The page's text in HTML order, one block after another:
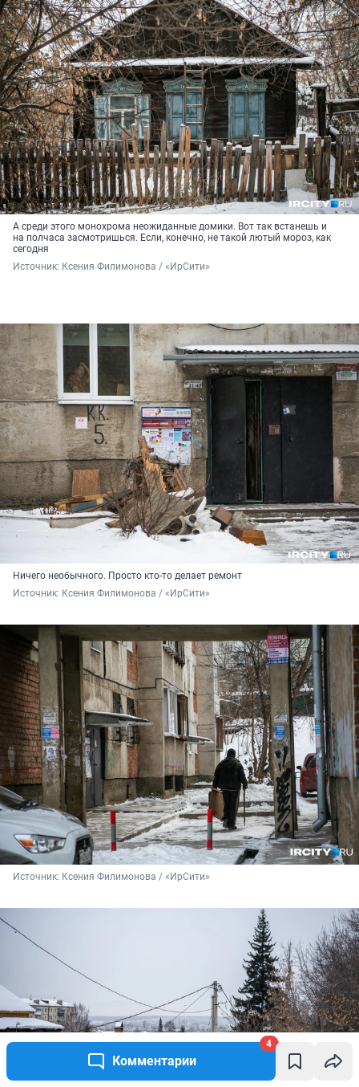
Комментарии
4
А среди этого монохрома неожиданные домики. Вот так встанешь и
на полчаса засмотришься. Если, конечно, не такой лютый мороз, как
сегодня
Источник: Ксения Филимонова / «ИрСити»
Ничего необычного. Просто кто-то делает ремонт
Источник: Ксения Филимонова / «ИрСити»
Источник: Ксения Филимонова / «ИрСити»